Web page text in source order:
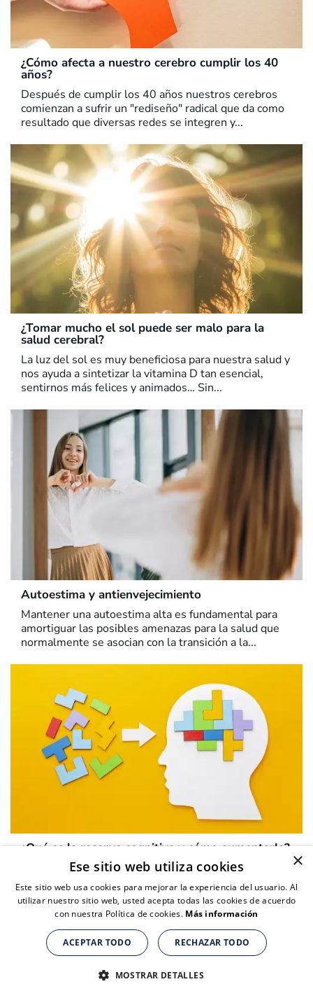
¿Cómo afecta a nuestro cerebro cumplir los 40
años?
Después de cumplir los 40 años nuestros cerebros
comienzan a sufrir un "rediseño" radical que da como
resultado que diversas redes se integren y...
¿Tomar mucho el sol puede ser malo para la
salud cerebral?
La luz del sol es muy beneficiosa para nuestra salud y
nos ayuda a sintetizar la vitamina D tan esencial,
sentirnos más felices y animados… Sin...
Autoestima y antienvejecimiento
Mantener una autoestima alta es fundamental para
amortiguar las posibles amenazas para la salud que
normalmente se asocian con la transición a la...
¿Qué es la reserva cognitiva y cómo aumentarla?
La reserva cognitiva es la capacidad cerebral para
enfrentar y compensar los cambios patológicos que
ocurren debido a enfermedades o lesiones...
×
Ese sitio web utiliza cookies
Este sitio web usa cookies para mejorar la experiencia del usuario. Al
utilizar nuestro sitio web, usted acepta todas las cookies de acuerdo
con nuestra Política de cookies. Más información
ACEPTAR TODO RECHAZAR TODO
MOSTRAR DETALLES